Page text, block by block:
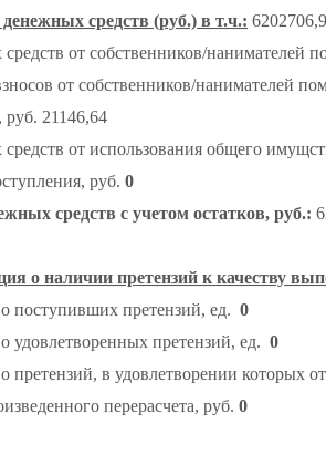
средств (руб.) в т.ч.:
от собственников/нанимателей
от собственников/нанимателей
21146,64
от использования общего
руб. 0
средств с учетом остатков, руб.:
о наличии претензий к качеству
поступивших претензий, ед. 0
удовлетворенных претензий, ед. 0
претензий, в удовлетворении которых
перерасчета, руб. 0